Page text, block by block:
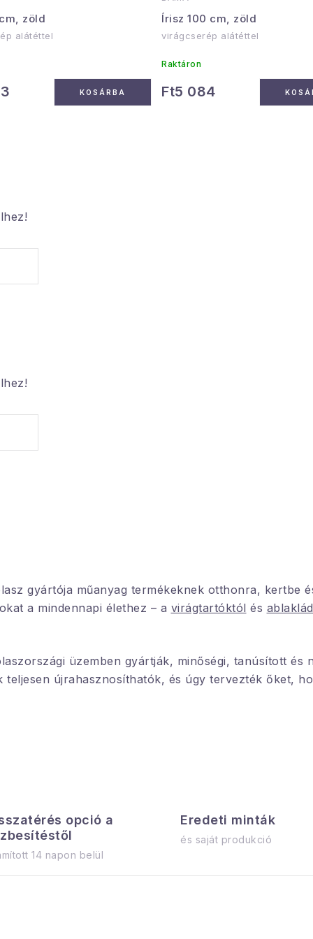
opció a
14 napon belül
Eredeti minták
és saját produkció
gyártója műanyag termékeknek otthonra, kertbe
a mindennapi élethez – a virágtartóktól és
üzemben gyártják, minőségi, tanúsított és
újrahasznosíthatók, és úgy tervezték őket,
zöld
alátéttel
KOSÁRBA
Írisz 100 cm, zöld
virágcserép alátéttel
Raktáron
Ft5 084